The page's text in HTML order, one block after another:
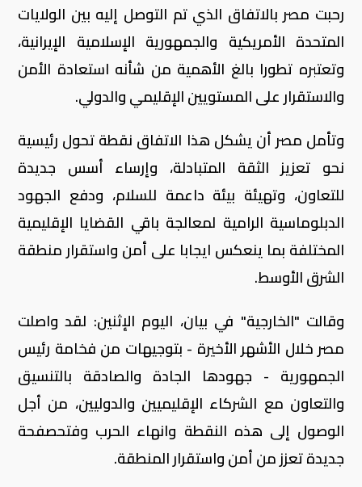
رحبت مصر بالاتفاق الذي تم التوصل إليه بين الولايات
المتحدة الأمريكية والجمهورية الإسلامية الإيرانية،
وتعتبره تطورا بالغ الأهمية من شأنه استعادة الأمن
والاستقرار على المستويين الإقليمي والدولي.
وتأمل مصر أن يشكل هذا الاتفاق نقطة تحول رئيسية
نحو تعزيز الثقة المتبادلة، وإرساء أسس جديدة
للتعاون، وتهيئة بيئة داعمة للسلام، ودفع الجهود
الدبلوماسية الرامية لمعالجة باقي القضايا الإقليمية
المختلفة بما ينعكس ايجابا على أمن واستقرار منطقة
الشرق الأوسط.
وقالت "الخارجية" في بيان، اليوم الإثنين: لقد واصلت
مصر خلال الأشهر الأخيرة - بتوجيهات من فخامة رئيس
الجمهورية - جهودها الجادة والصادقة بالتنسيق
والتعاون مع الشركاء الإقليميين والدوليين، من أجل
الوصول إلى هذه النقطة وانهاء الحرب وفتحصفحة
جديدة تعزز من أمن واستقرار المنطقة.